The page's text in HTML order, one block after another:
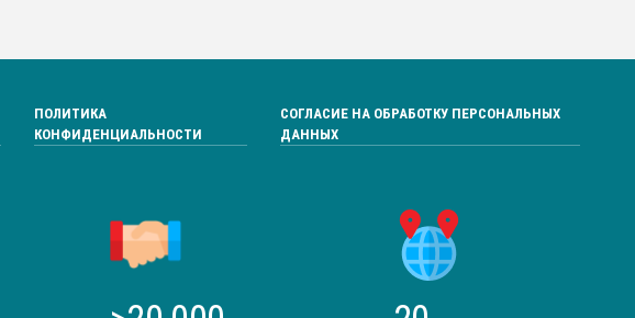
ПОЛИТИКА
КОНФИДЕНЦИАЛЬНОСТИ
СОГЛАСИЕ НА ОБРАБОТКУ ПЕРСОНАЛЬНЫХ
ДАННЫХ